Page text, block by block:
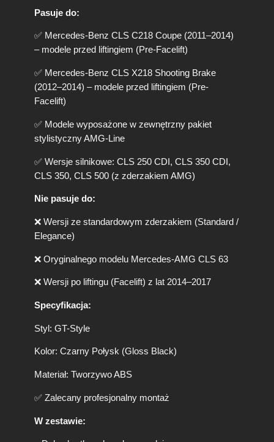
M
e
s
L
S
2
1
/
2
1
(
2
0
1
–
0
4
G
-
Pasuje do:
✅ Mercedes-Benz CLS C218 Coupe (2011–2014)
– modele przed liftingiem (Pre-Facelift)
✅ Mercedes-Benz CLS X218 Shooting Brake
(2012–2014) – modele przed liftingiem (Pre-
Facelift)
✅ Modele wyposażone w zewnętrzny pakiet
stylistyczny AMG-Line
✅ Wersje silnikowe: CLS 250 CDI, CLS 350 CDI,
CLS 350, CLS 500 (z zderzakiem AMG)
Nie pasuje do:
❌ Wersji ze standardowym zderzakiem (Standard /
Elegance)
❌ Oryginalnego modelu Mercedes-AMG CLS 63
❌ Wersji po liftingu (Facelift) z lat 2014–2017
Specyfikacja:
Styl: GT-Style
Kolor: Czarny Połysk (Gloss Black)
Materiał: Tworzywo ABS
✅ Zalecany profesjonalny montaż
W zestawie: